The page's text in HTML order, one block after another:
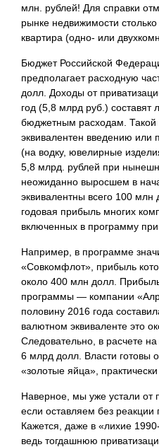
млн. рублей! Для справки
рынке недвижимости
квартира (одно- или
Бюджет Российской
предполагает расходную
долл. Доходы от
год (5,8 млрд руб.)
бюджетным расходам.
эквивалентен введению
(на водку, ювелирные
5,8 млрд. рублей при
неожиданно выросшем в
эквивалентны всего 100
годовая прибыль многих
включенных в программу
Например, в программе
«Совкомфлот», прибыль
около 400 млн долл.
программы — компании
половину 2016 года
валютном эквиваленте это
Следовательно, в расчете
6 млрд долл. Власти готовы
«золотые яйца»,
Наверное, мы уже устали от
если оставляем без
Кажется, даже в «лихие
ведь тогдашнюю